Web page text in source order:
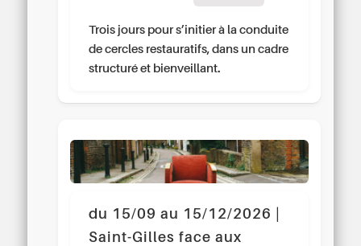
Trois jours pour s’initier à la conduite
de cercles restauratifs, dans un cadre
structuré et bienveillant.
du 15/09 au 15/12/2026 |
Saint-Gilles face aux